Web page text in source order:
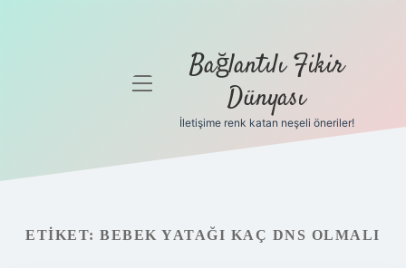
Gizlilik
Yasal Uyarı
menüyü
Bağlantılı Fikir
Dünyası
İletişime renk katan neşeli öneriler!
ETIKET: BEBEK YATAĞI KAÇ DNS OLMALI